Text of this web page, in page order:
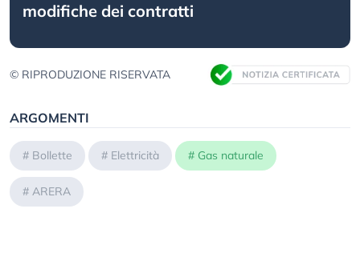
modifiche dei contratti
© RIPRODUZIONE RISERVATA
ARGOMENTI
# Bollette # Elettricità # Gas naturale
# ARERA